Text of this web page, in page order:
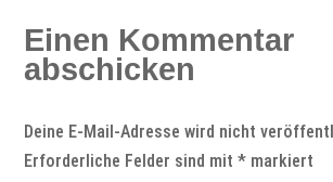
Einen Kommentar
abschicken
Deine E-Mail-Adresse wird nicht
Erforderliche Felder sind mit* markiert